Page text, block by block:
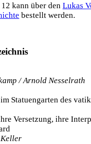
12 kann über den Lukas
bestellt werden.
/ Arnold Nesselrath
Statuengarten des
Versetzung, ihre